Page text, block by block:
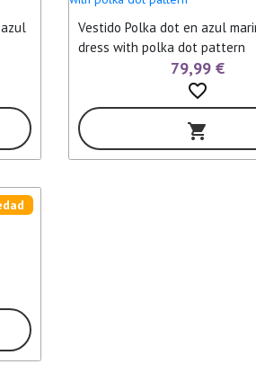
Vestido Polka dot en azul
dress with polka dot pattern
79,99 €
favorite_border
shopping_cart